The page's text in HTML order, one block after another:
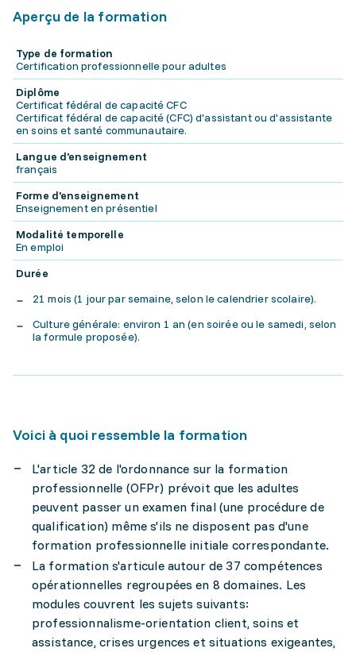
Aperçu de la formation
Type de formation
Certification professionnelle pour adultes
Diplôme
Certificat fédéral de capacité CFC
Certificat fédéral de capacité (CFC) d'assistant ou d'assistante
en soins et santé communautaire.
Langue d'enseignement
français
Forme d'enseignement
Enseignement en présentiel
Modalité temporelle
En emploi
Durée
21 mois (1 jour par semaine, selon le calendrier scolaire).
Culture générale: environ 1 an (en soirée ou le samedi, selon
la formule proposée).
Voici à quoi ressemble la formation
L'article 32 de l'ordonnance sur la formation
professionnelle (OFPr) prévoit que les adultes
peuvent passer un examen final (une procédure de
qualification) même s'ils ne disposent pas d'une
formation professionnelle initiale correspondante.
La formation s'articule autour de 37 compétences
opérationnelles regroupées en 8 domaines. Les
modules couvrent les sujets suivants:
professionnalisme-orientation client, soins et
assistance, crises urgences et situations exigeantes,